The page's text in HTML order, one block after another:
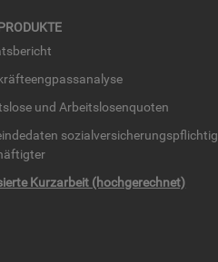
und Ar­beits­lo­sen­quo­ten
so­zi­al­ver­si­che­rungs­pflich­tig
Kurz­ar­beit (hoch­ge­rech­net)